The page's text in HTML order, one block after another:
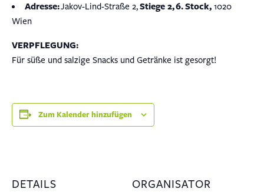
Adresse:Jakov-Lind-Straße 2,Stiege 2,6.Stock, 1020
Wien
VERPFLEGUNG:
Für süße und salzige Snacks und Getränke ist gesorgt!
Zum Kalender hinzufügen
DETAILS ORGANISATOR